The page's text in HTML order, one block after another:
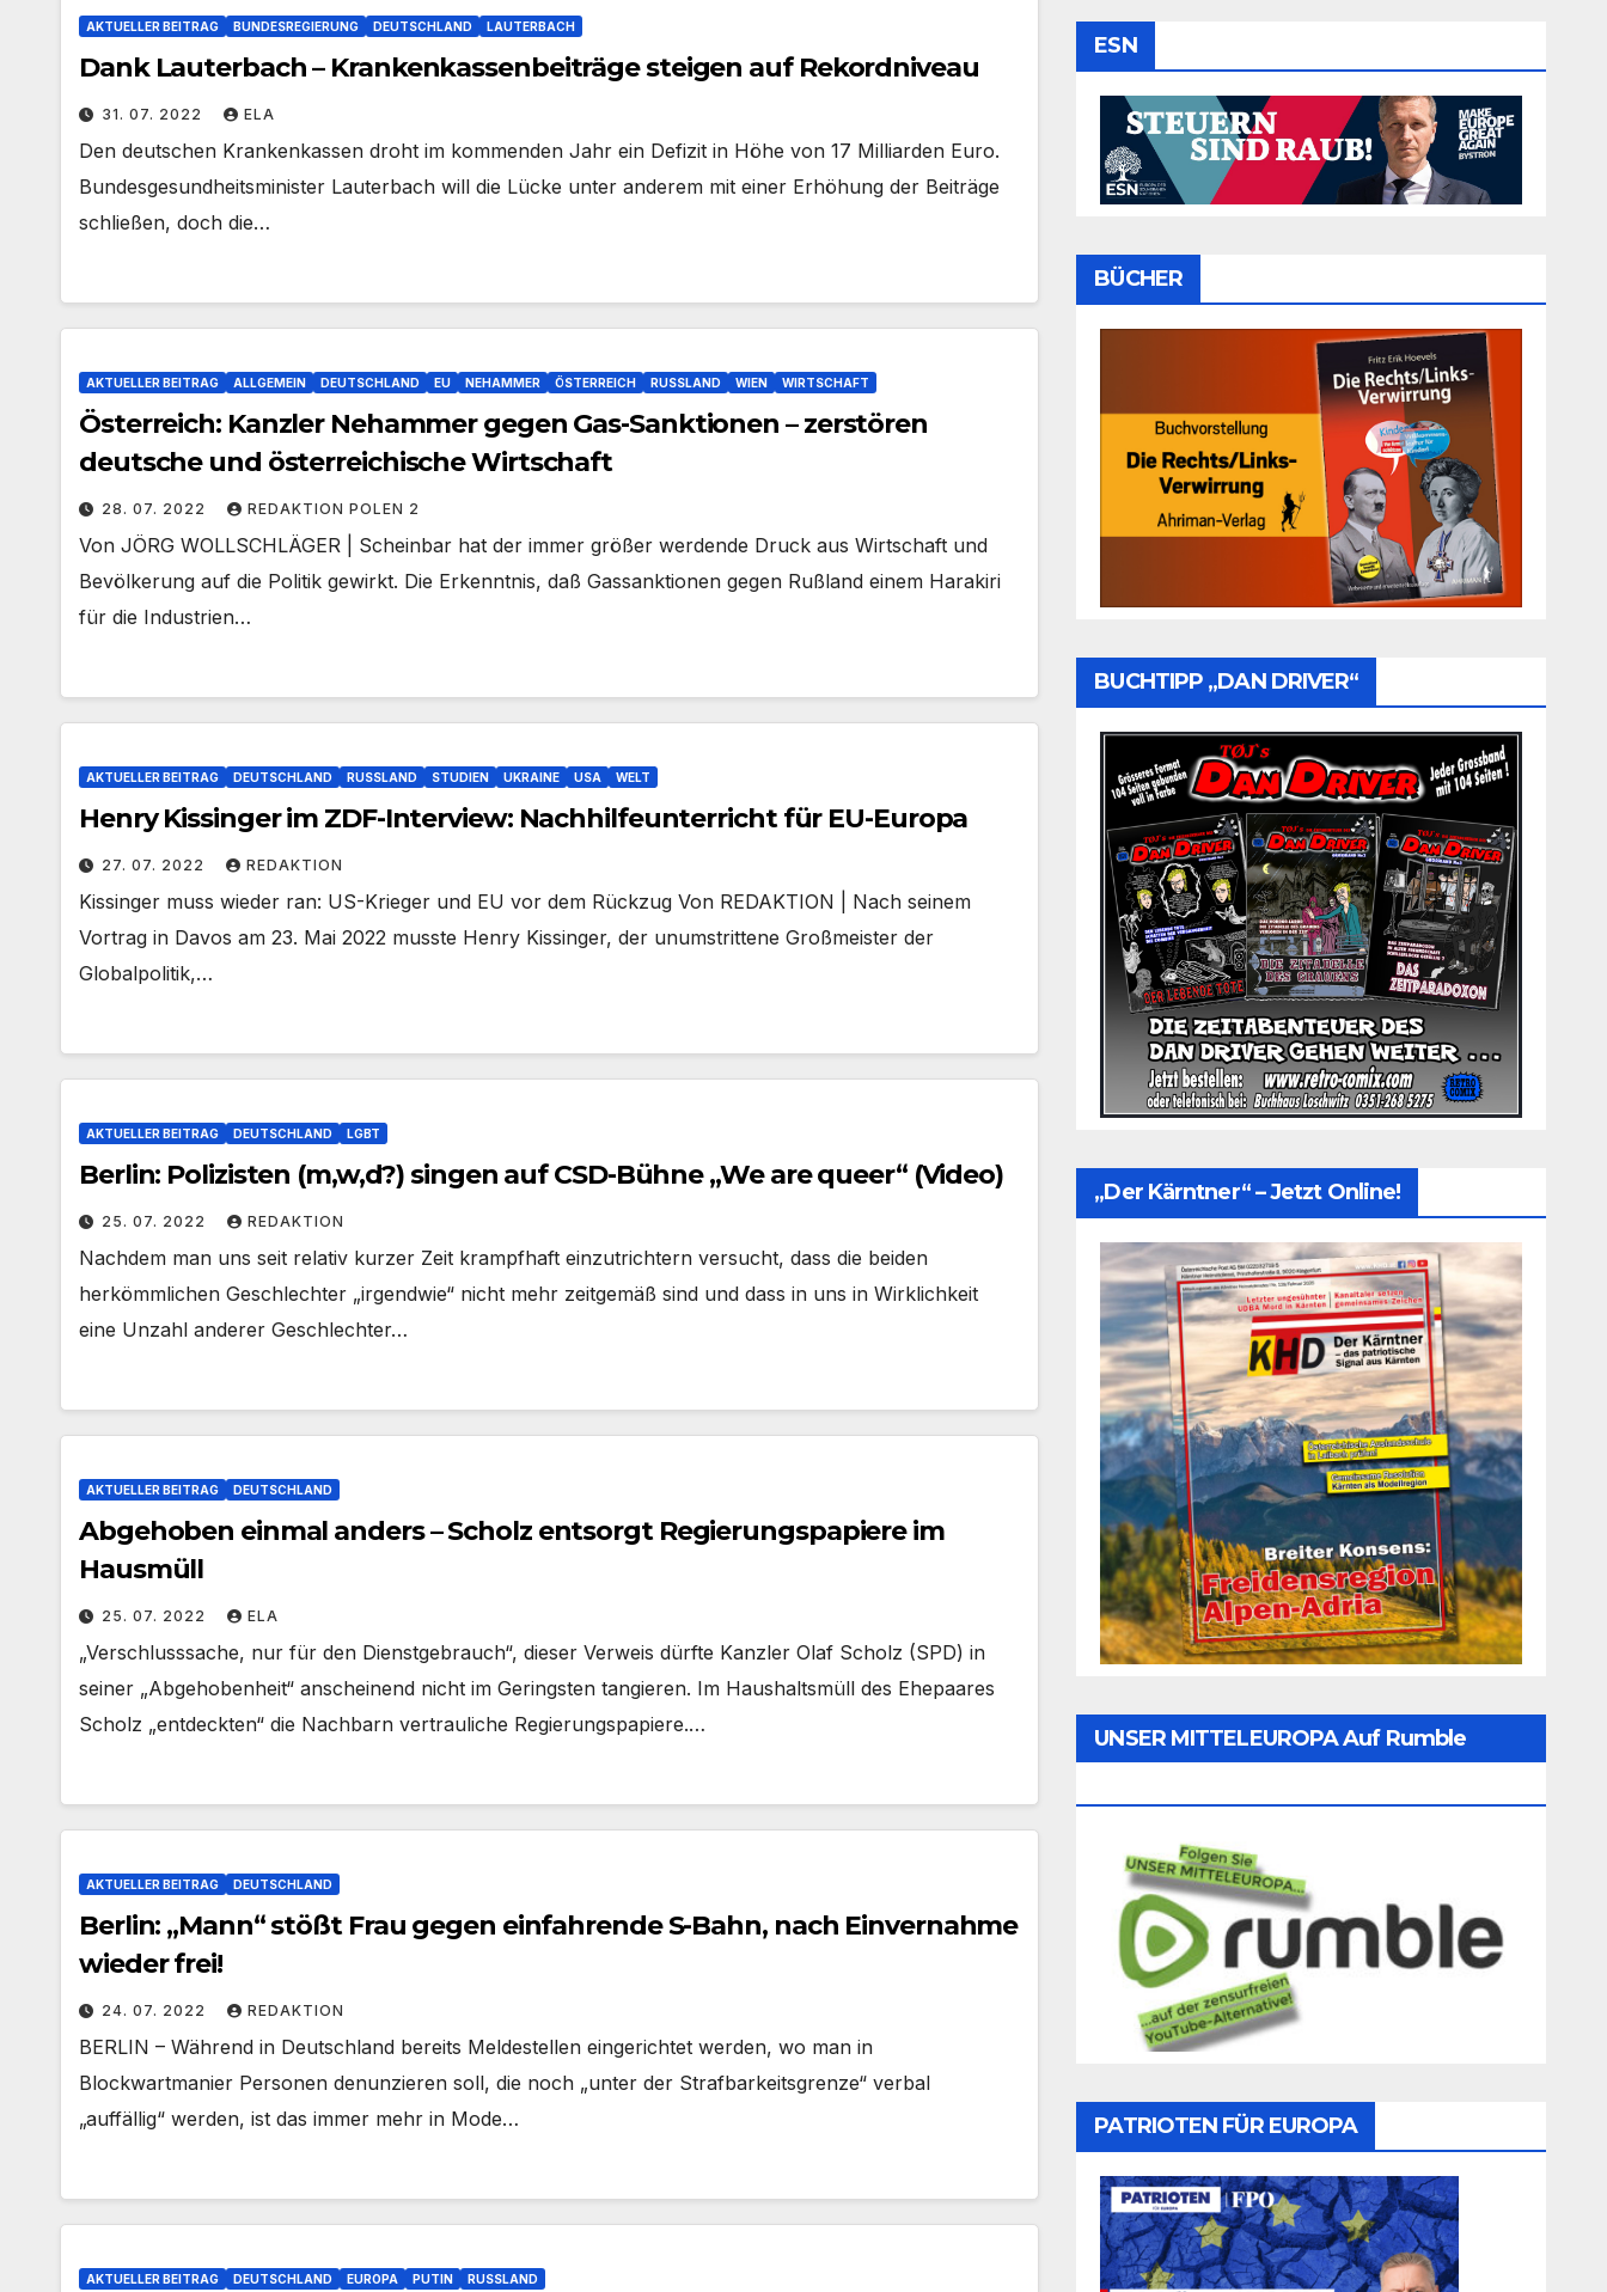
AKTUELLER BEITRAG BUNDESREGIERUNG DEUTSCHLAND LAUTERBACH
Dank Lauterbach – Krankenkassenbeiträge steigen auf Rekordniveau
31. 07. 2022 ELA
Den deutschen Krankenkassen droht im kommenden Jahr ein Defizit in Höhe von 17 Milliarden Euro.
Bundesgesundheitsminister Lauterbach will die Lücke unter anderem mit einer Erhöhung der Beiträge
schließen, doch die…
AKTUELLER BEITRAG ALLGEMEIN DEUTSCHLAND EU NEHAMMER ÖSTERREICH RUSSLAND WIEN WIRTSCHAFT
Österreich: Kanzler Nehammer gegen Gas-Sanktionen – zerstören
deutsche und österreichische Wirtschaft
28. 07. 2022 REDAKTION POLEN 2
Von JÖRG WOLLSCHLÄGER | Scheinbar hat der immer größer werdende Druck aus Wirtschaft und
Bevölkerung auf die Politik gewirkt. Die Erkenntnis, daß Gassanktionen gegen Rußland einem Harakiri
für die Industrien…
AKTUELLER BEITRAG DEUTSCHLAND RUSSLAND STUDIEN UKRAINE USA WELT
Henry Kissinger im ZDF-Interview: Nachhilfeunterricht für EU-Europa
27. 07. 2022 REDAKTION
Kissinger muss wieder ran: US-Krieger und EU vor dem Rückzug Von REDAKTION | Nach seinem
Vortrag in Davos am 23. Mai 2022 musste Henry Kissinger, der unumstrittene Großmeister der
Globalpolitik,…
AKTUELLER BEITRAG DEUTSCHLAND LGBT
Berlin: Polizisten (m,w,d?) singen auf CSD-Bühne „We are queer“ (Video)
25. 07. 2022 REDAKTION
Nachdem man uns seit relativ kurzer Zeit krampfhaft einzutrichtern versucht, dass die beiden
herkömmlichen Geschlechter „irgendwie“ nicht mehr zeitgemäß sind und dass in uns in Wirklichkeit
eine Unzahl anderer Geschlechter…
AKTUELLER BEITRAG DEUTSCHLAND
Abgehoben einmal anders – Scholz entsorgt Regierungspapiere im
Hausmüll
25. 07. 2022 ELA
„Verschlusssache, nur für den Dienstgebrauch“, dieser Verweis dürfte Kanzler Olaf Scholz (SPD) in
seiner „Abgehobenheit“ anscheinend nicht im Geringsten tangieren. Im Haushaltsmüll des Ehepaares
Scholz „entdeckten“ die Nachbarn vertrauliche Regierungspapiere.…
AKTUELLER BEITRAG DEUTSCHLAND
Berlin: „Mann“ stößt Frau gegen einfahrende S-Bahn, nach Einvernahme
wieder frei!
24. 07. 2022 REDAKTION
BERLIN – Während in Deutschland bereits Meldestellen eingerichtet werden, wo man in
Blockwartmanier Personen denunzieren soll, die noch „unter der Strafbarkeitsgrenze“ verbal
„auffällig“ werden, ist das immer mehr in Mode…
AKTUELLER BEITRAG DEUTSCHLAND EUROPA PUTIN RUSSLAND
ESN
BÜCHER
BUCHTIPP „DAN DRIVER“
„Der Kärntner“ – Jetzt Online!
UNSER MITTELEUROPA Auf Rumble
PATRIOTEN FÜR EUROPA